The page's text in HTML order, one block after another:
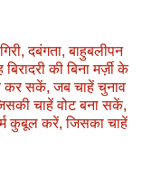
दबंगता, बाहुबलीपन
की बिना मर्ज़ी के
कर सकें, जब चाहें चुनाव
चाहें वोट बना सकें,
कुबूल करें, जिसका चाहें